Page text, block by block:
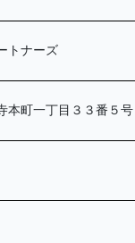
トナーズ
本町一丁目３３番５号